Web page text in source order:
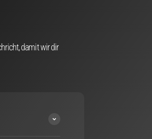
damit wir dir